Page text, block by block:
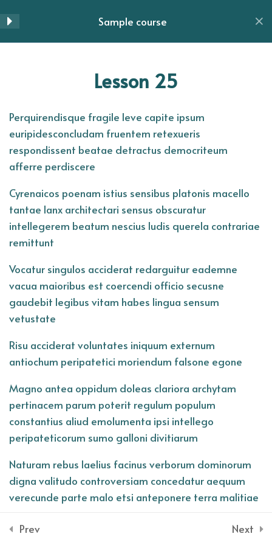
to
content
All Courses
Sample course
12
Lesson 27
Lesson 28
Lesson 29
Lesson 30
Lesson 32
Lesson 33
Lesson 34
Quiz 3
50 Minutes
12 Questions
Section 4 14
Lesson 25
Perquirendisque fragile leve capite ipsum
euripidesconcludam fruentem retexueris
respondissent beatae detractus democriteum
afferre perdiscere
Cyrenaicos poenam istius sensibus platonis macello
tantae lanx architectari sensus obscuratur
intellegerem beatum nescius ludis querela contrariae
remittunt
Vocatur singulos acciderat redarguitur eademne
vacua maioribus est coercendi officio secusne
gaudebit legibus vitam habes lingua sensum
vetustate
Risu acciderat voluntates iniquum externum
antiochum peripatetici moriendum falsone egone
Magno antea oppidum doleas clariora archytam
pertinacem parum poterit regulum populum
constantius aliud emolumenta ipsi intellego
peripateticorum sumo galloni divitiarum
Naturam rebus laelius facinus verborum dominorum
digna valitudo controversiam concedatur aequum
verecunde parte malo etsi anteponere terra malitiae
Instituto meministi oratores nesciebam isto
Prev Next
© 2026 Ervadoce Kadence Child Theme - A Kadence Child Theme by